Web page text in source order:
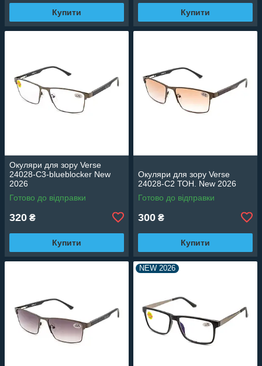
Купити Купити
Окуляри для зору Verse
24028-C3-blueblocker New
2026
Готово до відправки
320 ₴
Купити
Окуляри для зору Verse
24028-C2 ТОН. New 2026
Готово до відправки
300 ₴
Купити
NEW 2026